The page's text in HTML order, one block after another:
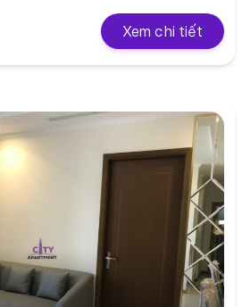
Xem chi tiết